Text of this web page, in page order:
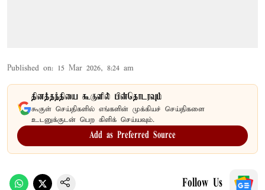
Published on: 15 Mar 2026, 8:24 am
தினத்தந்தியை கூகுளில் பின்தொடரவும்
கூகுள் செய்திகளில் எங்களின் முக்கியச் செய்திகளை
உடனுக்குடன் பெற கிளிக் செய்யவும்.
Add as Preferred Source
Follow Us